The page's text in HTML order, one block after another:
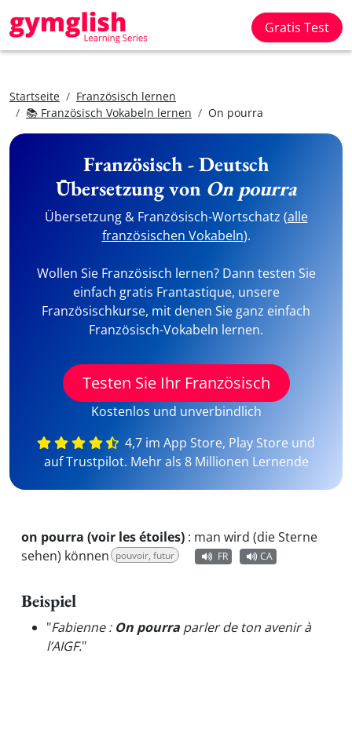
Gratis Test
Startseite
Französisch lernen
📚 Französisch Vokabeln lernen
On pourra
Französisch - Deutsch
Übersetzung von On pourra
Übersetzung & Französisch-Wortschatz (alle
französischen Vokabeln).
Wollen Sie Französisch lernen? Dann testen Sie
einfach gratis Frantastique, unsere
Französischkurse, mit denen Sie ganz einfach
Französisch-Vokabeln lernen.
Testen Sie Ihr Französisch
Kostenlos und unverbindlich
4,7 im App Store, Play Store und
auf Trustpilot. Mehr als 8 Millionen Lernende
on pourra (voir les étoiles) : man wird (die Sterne
sehen) können pouvoir, futur FR CA
Beispiel
"Fabienne : On pourra parler de ton avenir à
l’AIGF."